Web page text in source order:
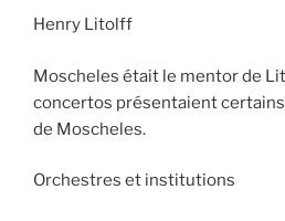
Henry Litolff
Moscheles était le mentor de
concertos présentaient
de Moscheles.
Orchestres et institutions